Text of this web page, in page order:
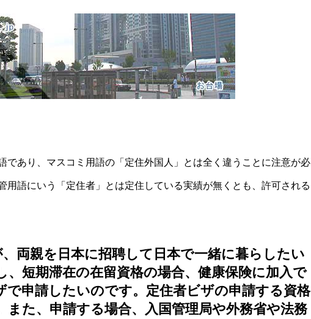
であり、マスコミ用語の「定住外国人」とは全く違うことに注意が必
用語にいう「定住者」とは定住している実績が無くとも、許可される
両親を日本に招聘して日本で一緒に暮らしたい
、短期滞在の在留資格の場合、健康保険に加入で
で申請したいのです。定住者ビザの申請する資格
た、申請する場合、入国管理局や外務省や法務